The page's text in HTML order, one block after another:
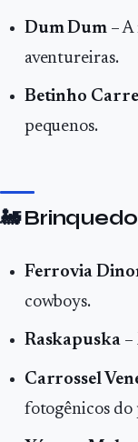
Dum Dum –
aventureiras.
Betinho
pequenos.
🚂
Ferrovia
cowboys.
Raskapuska –
Carrossel
fotogênicos do